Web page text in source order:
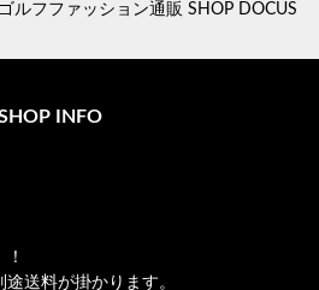
ルフファッション通販 SHOP DOCUS
INFO
送料が掛かります。